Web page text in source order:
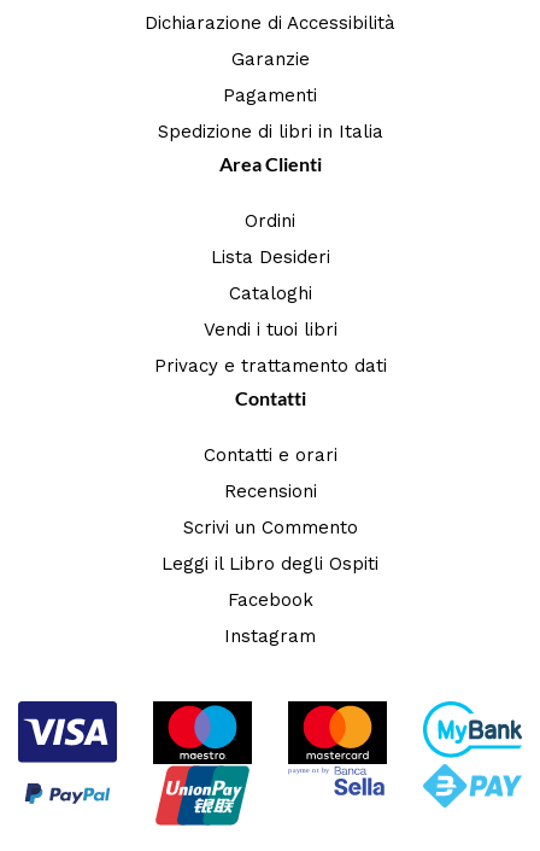
Dichiarazione di Accessibilità
Garanzie
Pagamenti
Spedizione di libri in Italia
Area Clienti
Ordini
Lista Desideri
Cataloghi
Vendi i tuoi libri
Privacy e trattamento dati
Contatti
Contatti e orari
Recensioni
Scrivi un Commento
Leggi il Libro degli Ospiti
Facebook
Instagram